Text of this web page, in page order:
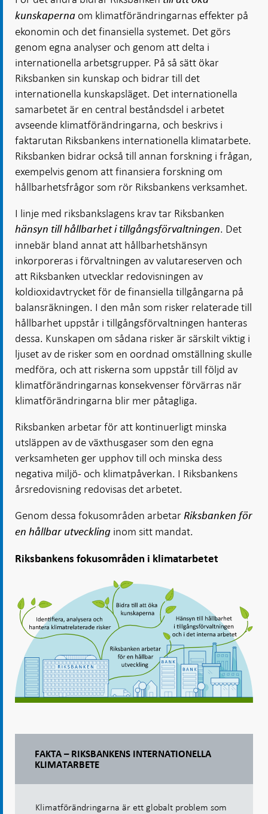
kunskaperna om klimatförändringarnas effekter på
ekonomin och det finansiella systemet. Det görs
genom egna analyser och genom att delta i
internationella arbetsgrupper. På så sätt ökar
Riksbanken sin kunskap och bidrar till det
internationella kunskapsläget. Det internationella
samarbetet är en central beståndsdel i arbetet
avseende klimatförändringarna, och beskrivs i
faktarutan Riksbankens internationella klimatarbete.
Riksbanken bidrar också till annan forskning i frågan,
exempelvis genom att finansiera forskning om
hållbarhetsfrågor som rör Riksbankens verksamhet.
I linje med riksbankslagens krav tar Riksbanken
hänsyn till hållbarhet i tillgångsförvaltningen. Det
innebär bland annat att hållbarhetshänsyn
inkorporeras i förvaltningen av valutareserven och
att Riksbanken utvecklar redovisningen av
koldioxidavtrycket för de finansiella tillgångarna på
balansräkningen. I den mån som risker relaterade till
hållbarhet uppstår i tillgångsförvaltningen hanteras
dessa. Kunskapen om sådana risker är särskilt viktig i
ljuset av de risker som en oordnad omställning skulle
medföra, och att riskerna som uppstår till följd av
klimatförändringarnas konsekvenser förvärras när
klimatförändringarna blir mer påtagliga.
Riksbanken arbetar för att kontinuerligt minska
utsläppen av de växthusgaser som den egna
verksamheten ger upphov till och minska dess
negativa miljö- och klimatpåverkan. I Riksbankens
årsredovisning redovisas det arbetet.
Genom dessa fokusområden arbetar Riksbanken för
en hållbar utveckling inom sitt mandat.
Riksbankens fokusområden i klimatarbetet
FAKTA – RIKSBANKENS INTERNATIONELLA
KLIMATARBETE
Klimatförändringarna är ett globalt problem som